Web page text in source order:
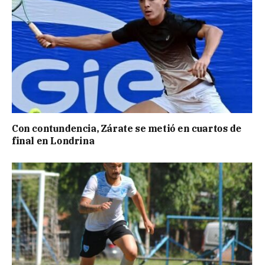
Con contundencia, Zárate se metió en cuartos de
final en Londrina